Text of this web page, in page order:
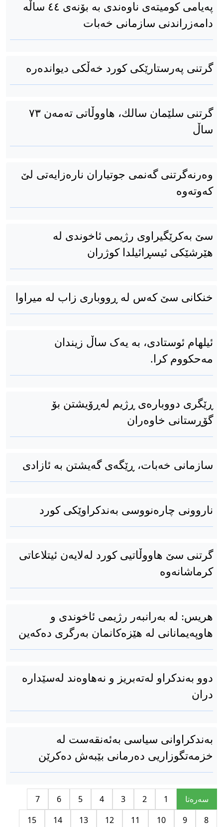
پەیامی کومیته‌ی ناوه‌ندی بە بۆنەی ٤٤ ساڵە
دامەزراندنی سازمانی خەبات
گرتنی پەرستارێکی کورد خەڵکی دیواندەرە
گرتنی سلێمان سالك، هاووڵاتی تەمەن ٧٣
ساڵ
وەرنەگرتنی گەنمی جوتیاران نارەزایەتی لێ
کەوتەوە
سێ بەکرێگیراوی رژیمی ئاخوندی لە
هێرشێكی ئیسڕائیلدا کوژران
خنكانی سێ کەس لە ڕووباری زاب لە میراوا
ئیلهام ئوستادی، بە یەک ساڵ زیندان
مەحکووم کرا.
ڕێگری دووبارەی ڕژیم لەڕۆیشتن بۆ
گۆڕستانی خاوەران
سازمانی خەبات، ڕێگەی گەیشتن بە ئازادی
ناروونی چارەنووسی بەندکراوێکی کورد
گرتنی سێ هاووڵاتیی کورد لەلایەن ئیتلاعاتی
کرماشانەوە
هریس: لە بەرانبەر رژیمی ئاخوندی و
هاوپەیمانانی لە هێزەکانمان بەرگری دەکەین
دوو بەندکراو لەتەبریز و نەهاوەند لەسێدارە
دران
بەندکراوانی سیاسی بەئەنقەست لە
خزمەتگوزاریی دەرمانی بێبەش دەکرێن
سه‌ره‌تا 1
2
3
4
5
6
7
8
9
10
11
12
13
14
15